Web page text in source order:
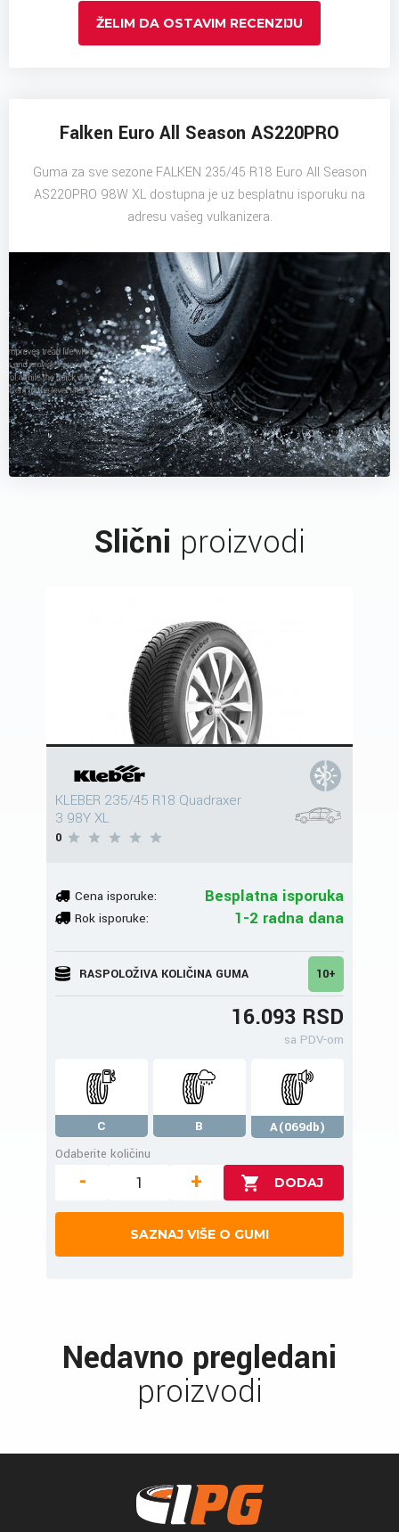
ŽELIM DA OSTAVIM RECENZIJU
Falken Euro All Season AS220PRO
Guma za sve sezone FALKEN 235/45 R18 Euro All Season
AS220PRO 98W XL dostupna je uz besplatnu isporuku na
adresu vašeg vulkanizera.
Slični proizvodi
KLEBER 235/45 R18 Quadraxer
3 98Y XL
0
Cena isporuke: Besplatna isporuka
Rok isporuke: 1-2 radna dana
RASPOLOŽIVA KOLIČINA GUMA 10+
16.093 RSD
sa PDV-om
C B
A(069db)
Odaberite količinu
- +
SAZNAJ VIŠE O GUMI
Nedavno pregledani
proizvodi